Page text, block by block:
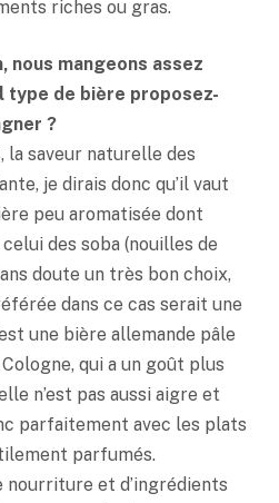
riches ou gras.
nous mangeons assez
type de bière proposez-
?
la saveur naturelle des
je dirais donc qu’il vaut
peu aromatisée dont
des soba (nouilles de
doute un très bon choix,
dans ce cas serait une
une bière allemande pâle
qui a un goût plus
n’est pas aussi aigre et
parfaitement avec les plats
parfumés.
nourriture et d’ingrédients